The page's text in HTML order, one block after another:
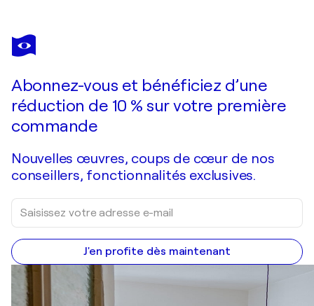
CATHERINE
DENVIR
Je passe commande
Abonnez-vous et bénéficiez d’une
réduction de 10 % sur votre première
commande
Nouvelles œuvres, coups de cœur de nos
conseillers, fonctionnalités exclusives.
J'en profite dès maintenant